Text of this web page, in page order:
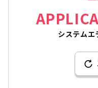
システムエ